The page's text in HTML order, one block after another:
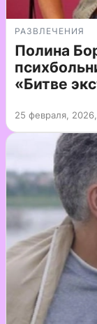
РАЗВЛЕЧЕНИЯ
Полина
«Битве
25 февраля,